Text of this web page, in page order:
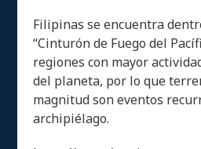
Filipinas se encuentra
“Cinturón de Fuego del
regiones con mayor
del planeta, por lo que
magnitud son eventos
archipiélago.